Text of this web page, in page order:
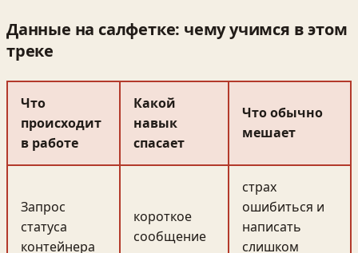
Данные на салфетке: чему учимся в этом
треке
Что
происходит
в работе
Какой
навык
спасает
Что обычно
мешает
Запрос
статуса
контейнера
короткое
сообщение
страх
ошибиться и
написать
слишком